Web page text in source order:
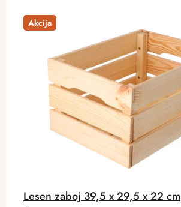
Akcija
Lesen zaboj 39,5 x 29,5 x 22 cm